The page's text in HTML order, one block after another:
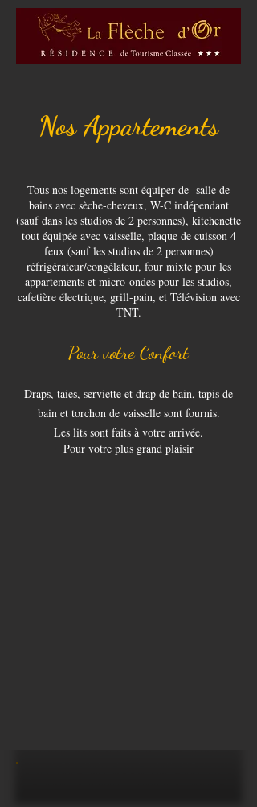
Nos Appartements
Tous nos logements sont équiper de salle de
bains avec sèche-cheveux, W-C indépendant
(sauf dans les studios de 2 personnes), kitchenette
tout équipée avec vaisselle, plaque de cuisson 4
feux (sauf les studios de 2 personnes)
réfrigérateur/congélateur, four mixte pour les
appartements et micro-ondes pour les studios,
cafetière électrique, grill-pain, et Télévision avec
TNT.
Pour votre Confort
Draps, taies, serviette et drap de bain, tapis de
bain et torchon de vaisselle sont fournis.
Les lits sont faits à votre arrivée.
Pour votre plus grand plaisir